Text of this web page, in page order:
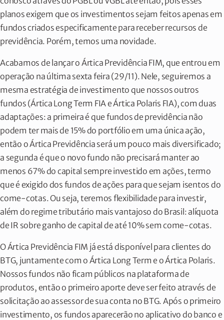
planos exigem que os investimentos sejam feitos apenas em
fundos criados especificamente para receber recursos de
previdência. Porém, temos uma novidade.
Acabamos de lançar o Ártica Previdência FIM, que entrou em
operação na última sexta feira (29/11). Nele, seguiremos a
mesma estratégia de investimento que nossos outros
fundos (Ártica Long Term FIA e Ártica Polaris FIA), com duas
adaptações: a primeira é que fundos de previdência não
podem ter mais de 15% do portfólio em uma única ação,
então o Ártica Previdência será um pouco mais diversificado;
a segunda é que o novo fundo não precisará manter ao
menos 67% do capital sempre investido em ações, termo
que é exigido dos fundos de ações para que sejam isentos do
come-cotas. Ou seja, teremos flexibilidade para investir,
além do regime tributário mais vantajoso do Brasil: alíquota
de IR sobre ganho de capital de até 10% sem come-cotas.
O Ártica Previdência FIM já está disponível para clientes do
BTG, juntamente com o Ártica Long Term e o Ártica Polaris.
Nossos fundos não ficam públicos na plataforma de
produtos, então o primeiro aporte deve ser feito através de
solicitação ao assessor de sua conta no BTG. Após o primeiro
investimento, os fundos aparecerão no aplicativo do banco e
CONTEÚDOS AUTORAIS
Cartasrelacionadas
Disponível em vídeo
Teste 2
Teste 2 Confiram os comentários de Ivan Barboza, gestor do
Ártica Long Term FIA, sobre a carta desse mês no…